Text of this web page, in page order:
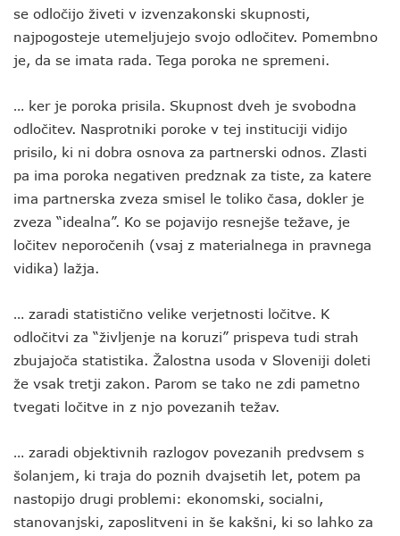
se odločijo živeti v izvenzakonski skupnosti,
najpogosteje utemeljujejo svojo odločitev. Pomembno
je, da se imata rada. Tega poroka ne spremeni.
… ker je poroka prisila. Skupnost dveh je svobodna
odločitev. Nasprotniki poroke v tej instituciji vidijo
prisilo, ki ni dobra osnova za partnerski odnos. Zlasti
pa ima poroka negativen predznak za tiste, za katere
ima partnerska zveza smisel le toliko časa, dokler je
zveza “idealna”. Ko se pojavijo resnejše težave, je
ločitev neporočenih (vsaj z materialnega in pravnega
vidika) lažja.
… zaradi statistično velike verjetnosti ločitve. K
odločitvi za “življenje na koruzi” prispeva tudi strah
zbujajoča statistika. Žalostna usoda v Sloveniji doleti
že vsak tretji zakon. Parom se tako ne zdi pametno
tvegati ločitve in z njo povezanih težav.
… zaradi objektivnih razlogov povezanih predvsem s
šolanjem, ki traja do poznih dvajsetih let, potem pa
nastopijo drugi problemi: ekonomski, socialni,
stanovanjski, zaposlitveni in še kakšni, ki so lahko za